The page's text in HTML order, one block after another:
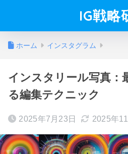
IG戦略
ホーム インスタグラム
インスタリール写真：
る編集テクニック
2025年7月23日 2025年